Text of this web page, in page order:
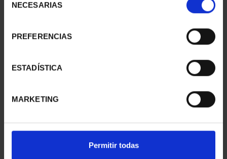
NECESARIAS
PREFERENCIAS
ESTADÍSTICA
MARKETING
Permitir todas
1 Productos encontrados
CIUDADES PATRIMONIO